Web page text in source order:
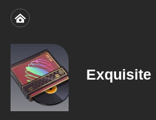
Exquisite